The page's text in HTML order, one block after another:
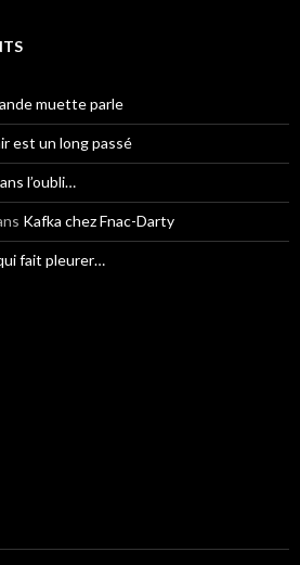
muette parle
est un long passé
l’oubli…
Kafka chez Fnac-Darty
fait pleurer…